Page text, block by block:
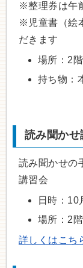
※整理券は午
※児童書（絵
だきます
場所：2
持ち物：
読み聞かせ
読み聞かせの
講習会
日時：10
場所：2
詳しくはこち